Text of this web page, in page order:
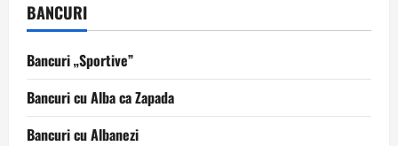
BANCURI
Bancuri „Sportive”
Bancuri cu Alba ca Zapada
Bancuri cu Albanezi